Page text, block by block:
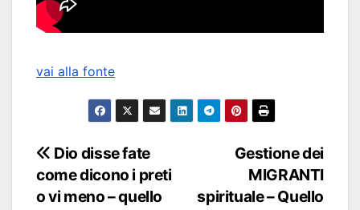
vai alla fonte
Navigazione
articoli
Gestione dei
MIGRANTI
spirituale – Quello
Dio disse fate
come dicono i preti
o vi meno – quello